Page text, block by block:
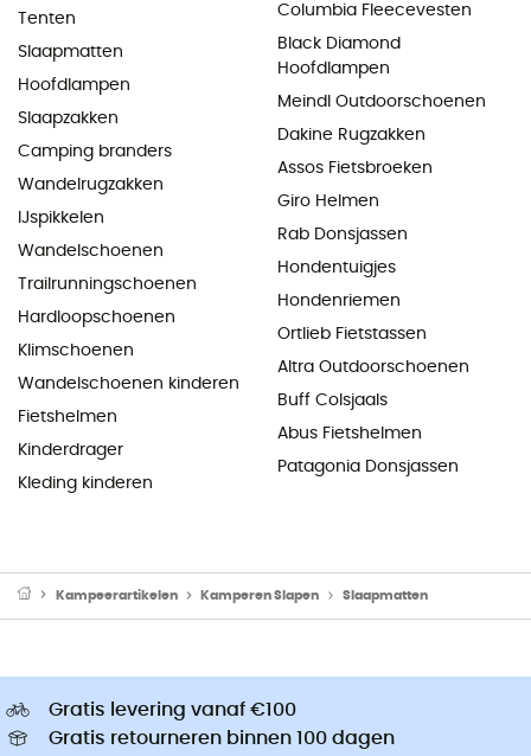
Tenten
Slaapmatten
Hoofdlampen
Slaapzakken
Camping branders
Wandelrugzakken
IJspikkelen
Wandelschoenen
Trailrunningschoenen
Hardloopschoenen
Klimschoenen
Wandelschoenen kinderen
Fietshelmen
Kinderdrager
Kleding kinderen
Columbia Fleecevesten
Black Diamond
Hoofdlampen
Meindl Outdoorschoenen
Dakine Rugzakken
Assos Fietsbroeken
Giro Helmen
Rab Donsjassen
Hondentuigjes
Hondenriemen
Ortlieb Fietstassen
Altra Outdoorschoenen
Buff Colsjaals
Abus Fietshelmen
Patagonia Donsjassen
Kampeerartikelen Kamperen Slapen Slaapmatten
Gratis levering vanaf €100
Gratis retourneren binnen 100 dagen